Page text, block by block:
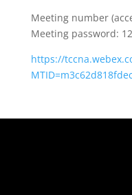
Meeting number
Meeting password:
https://